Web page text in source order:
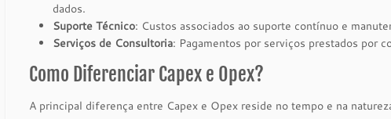
dados.
Suporte Técnico: Custos associados ao suporte contínuo e
Serviços de Consultoria: Pagamentos por serviços prestados por
Como Diferenciar Capex e Opex?
A principal diferença entre Capex e Opex reside no tempo e na